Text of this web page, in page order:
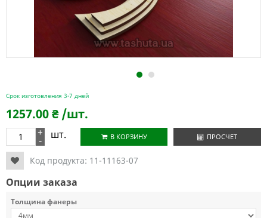
1 2
Срок изготовления 3-7 дней
1257.00₴ /шт.
+
- шт. В КОРЗИНУ ПРОСЧЕТ
Код продукта: 11-11163-07
Опции заказа
Толщина фанеры